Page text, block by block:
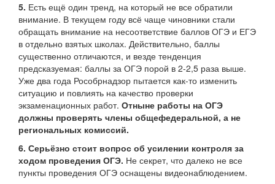
5. Есть ещё один тренд, на который не все обратили
внимание. В текущем году всё чаще чиновники стали
обращать внимание на несоответствие баллов ОГЭ и ЕГЭ
в отдельно взятых школах. Действительно, баллы
существенно отличаются, и везде тенденция
предсказуемая: баллы за ОГЭ порой в 2-2,5 раза выше.
Уже два года Рособрнадзор пытается как-то изменить
ситуацию и повлиять на качество проверки
экзаменационных работ. Отныне работы на ОГЭ
должны проверять члены общефедеральной, а не
региональных комиссий.
6. Серьёзно стоит вопрос об усилении контроля за
ходом проведения ОГЭ. Не секрет, что далеко не все
пункты проведения ОГЭ оснащены видеонаблюдением.